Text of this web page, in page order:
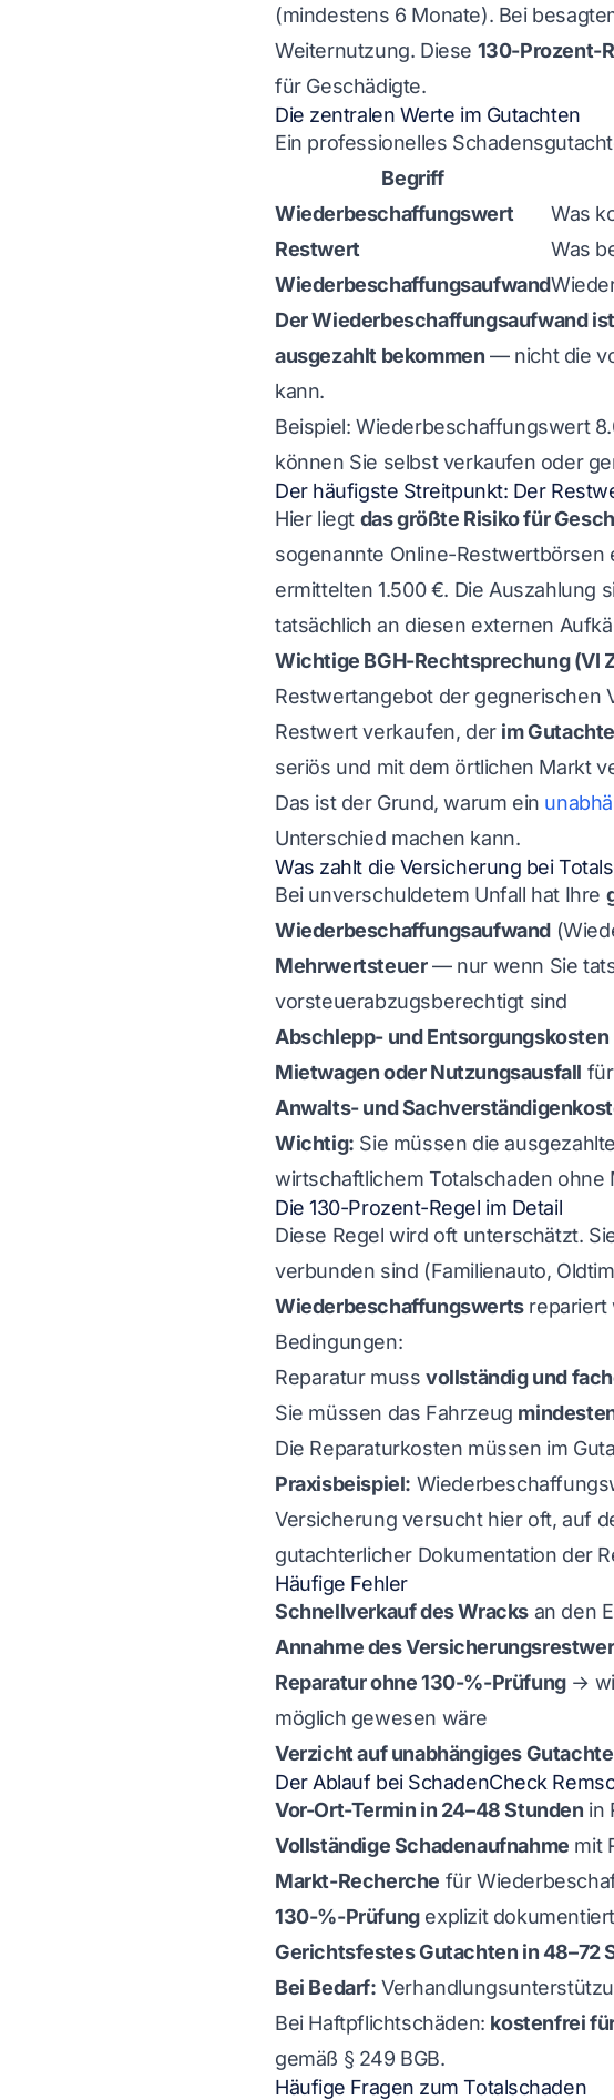
(mindestens 6 Monate). Bei
Weiternutzung. Diese 130-Prozent-
für Geschädigte.
Die zentralen Werte im Gutachten
Ein professionelles
Begriff
Wiederbeschaffungswert
Was
Restwert
Was
Wiederbeschaffungsaufwand
Der Wiederbeschaffungsaufwand
ausgezahlt bekommen — nicht die
kann.
Beispiel: Wiederbeschaffungswert
können Sie selbst verkaufen oder
Der häufigste Streitpunkt: Der
Hier liegt das größte Risiko für
sogenannte Online-
ermittelten 1.500 €. Die Auszahlung
tatsächlich an diesen externen
Wichtige BGH-Rechtsprechung (VI
Restwertangebot der gegnerischen
Restwert verkaufen, der im
seriös und mit dem örtlichen Markt
Das ist der Grund, warum ein
Unterschied machen kann.
Was zahlt die Versicherung bei
Bei unverschuldetem Unfall hat Ihre
Wiederbeschaffungsaufwand
Mehrwertsteuer— nur wenn Sie
vorsteuerabzugsberechtigt sind
Abschlepp- und Entsorgungskosten
Mietwagen oder Nutzungsausfall
Anwalts- und
Wichtig: Sie müssen die
wirtschaftlichem Totalschaden
Die 130-Prozent-Regel im Detail
Diese Regel wird oft unterschätzt.
verbunden sind (Familienauto,
Wiederbeschaffungswertsrepariert
Bedingungen:
Reparatur muss vollständig und
Sie müssen das Fahrzeug
Die Reparaturkosten müssen im
Praxisbeispiel:
Versicherung versucht hier oft, auf
gutachterlicher Dokumentation der
Häufige Fehler
Schnellverkauf des Wracks an den
Annahme des
Reparatur ohne 130-%-Prüfung→
möglich gewesen wäre
Verzicht auf unabhängiges
Der Ablauf bei SchadenCheck
Vor-Ort-Termin in 24–48 Stunden in
Vollständige Schadenaufnahme mit
Markt-Recherche für
130-%-Prüfungexplizit dokumentiert
Gerichtsfestes Gutachten in 48–72
Bei Bedarf:
Bei Haftpflichtschäden: kostenfrei
gemäß § 249 BGB.
Häufige Fragen zum Totalschaden